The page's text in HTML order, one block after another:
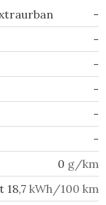
-
-
-
-
-
-
0 g/km
18,7 kWh/100 km